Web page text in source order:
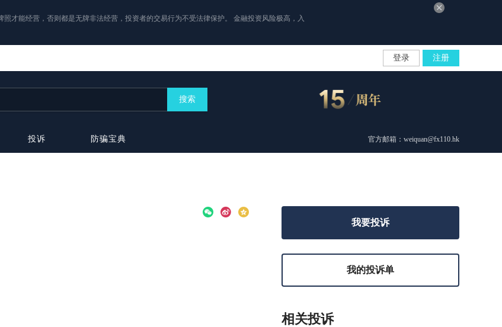
才能经营，否则都是无牌非法经营，投资者的交易行为不受法律保护。 金融投资风险极高，入
登录 注册
搜索
投诉 防骗宝典 官方邮箱：weiquan@fx110.hk
我要投诉
我的投诉单
相关投诉